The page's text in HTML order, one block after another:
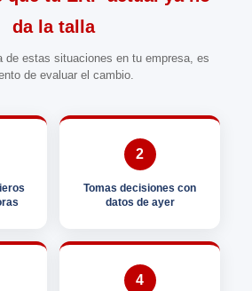
da la talla
de estas situaciones en tu empresa, es
de evaluar el cambio.
2
Tomas decisiones con
datos de ayer
4